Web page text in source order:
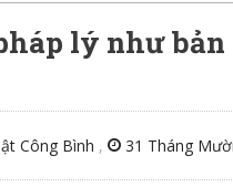
lý như
Công Bình , 31 Tháng